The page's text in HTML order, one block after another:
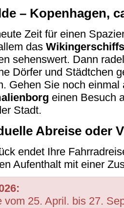
– Kopenhagen,
Zeit für einen
das
sehenswert. Dann
Dörfer und Städtchen
Gehen Sie noch
einen Besuch
Stadt.
Abreise oder
endet Ihre
Aufenthalt mit einer
vom 25. April. bis 27.